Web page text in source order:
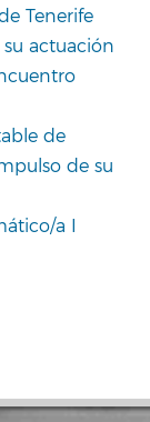
Tenerife
actuación
de
de su
a I